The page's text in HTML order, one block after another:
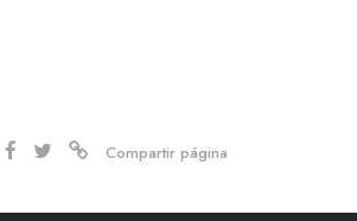
Compartir página